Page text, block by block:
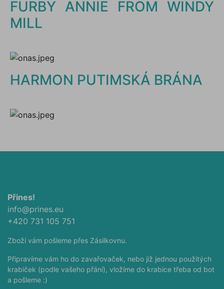
FURBY ANNIE FROM WINDY
MILL
HARMON PUTIMSKÁ BRÁNA
Přines!
info@prines.eu
+420 731 105 751
Zboží vám pošleme přes Zásilkovnu.
Připravíme vám ho do zavařovaček, nebo již jednou použitých
krabiček (podle vašeho přání), vložíme do krabice třeba od bot
a pošleme :)